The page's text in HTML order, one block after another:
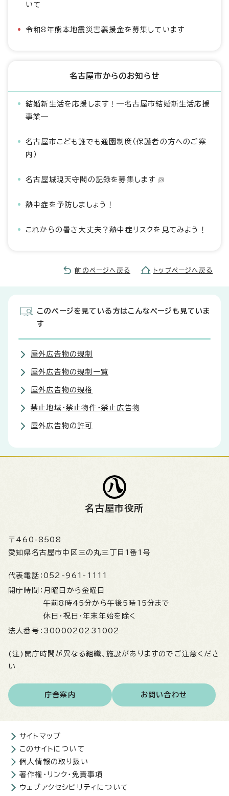
いて
令和8年熊本地震災害義援金を募集しています
名古屋市からのお知らせ
結婚新生活を応援します！―名古屋市結婚新生活応援
事業―
名古屋市こども誰でも通園制度（保護者の方へのご案
内）
名古屋城現天守閣の記録を募集します
熱中症を予防しましょう！
これからの暑さ大丈夫？熱中症リスクを見てみよう！
前のページへ戻る トップページへ戻る
このページを見ている方はこんなページも見ていま
す
屋外広告物の規制
屋外広告物の規制一覧
屋外広告物の規格
禁止地域・禁止物件・禁止広告物
屋外広告物の許可
名古屋市役所
〒460-8508
愛知県名古屋市中区三の丸三丁目1番1号
代表電話： 052-961-1111
開庁時間： 月曜日から金曜日
午前8時45分から午後5時15分まで
休日・祝日・年末年始を除く
法人番号： 3000020231002
(注)開庁時間が異なる組織、施設がありますのでご注意くださ
い
庁舎案内 お問い合わせ
サイトマップ
このサイトについて
個人情報の取り扱い
著作権・リンク・免責事項
ウェブアクセシビリティについて